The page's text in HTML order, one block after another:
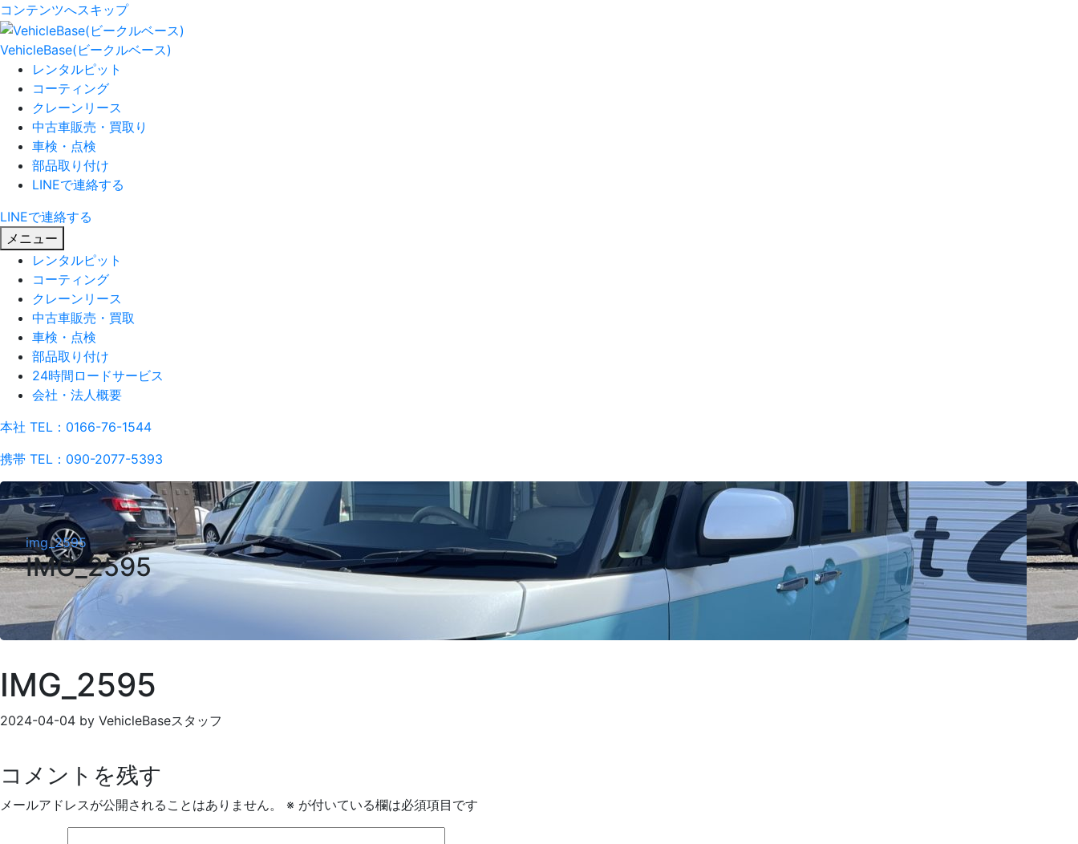
コンテンツへスキップ
VehicleBase(ビークルベース)
レンタルピット
コーティング
クレーンリース
中古車販売・買取り
車検・点検
部品取り付け
LINEで連絡する
LINEで連絡する
メニュー
レンタルピット
コーティング
クレーンリース
中古車販売・買取
車検・点検
部品取り付け
24時間ロードサービス
会社・法人概要
本社 TEL：0166-76-1544
携帯 TEL：090-2077-5393
img_2595
IMG_2595
IMG_2595
2024-04-04 by VehicleBaseスタッフ
コメントを残す
メールアドレスが公開されることはありません。 ※ が付いている欄は必須項目です